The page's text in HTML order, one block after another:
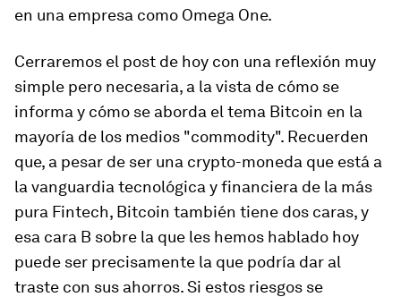
en una empresa como Omega One.
Cerraremos el post de hoy con una reflexión muy
simple pero necesaria, a la vista de cómo se
informa y cómo se aborda el tema Bitcoin en la
mayoría de los medios "commodity". Recuerden
que, a pesar de ser una crypto-moneda que está a
la vanguardia tecnológica y financiera de la más
pura Fintech, Bitcoin también tiene dos caras, y
esa cara B sobre la que les hemos hablado hoy
puede ser precisamente la que podría dar al
traste con sus ahorros. Si estos riesgos se